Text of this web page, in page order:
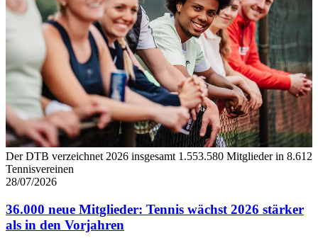
Der DTB verzeichnet 2026 insgesamt 1.553.580 Mitglieder in 8.612
Tennisvereinen
28/07/2026
36.000 neue Mitglieder: Tennis wächst 2026 stärker
als in den Vorjahren